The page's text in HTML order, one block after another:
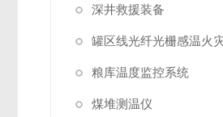
深井救援装备
粮库温度监控系统
煤堆测温仪